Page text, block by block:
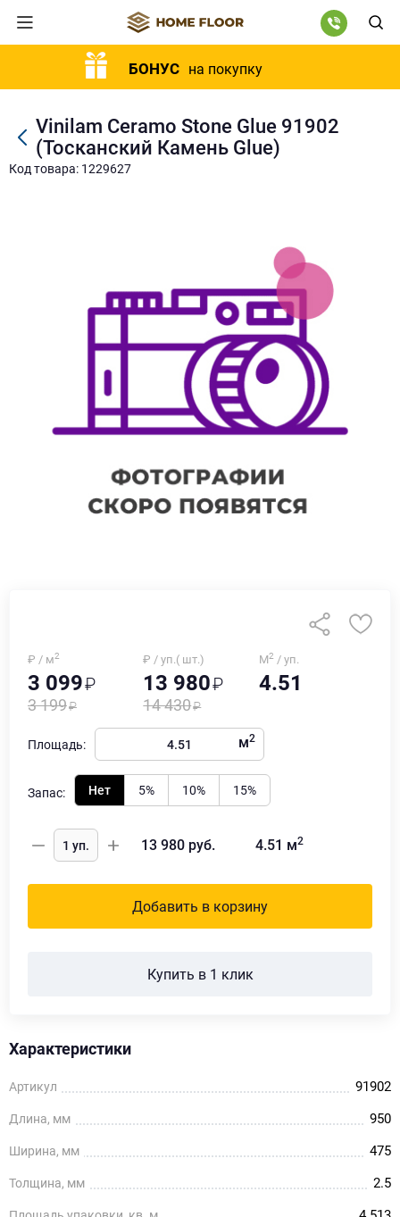
БОНУС на покупку
Vinilam Ceramo Stone Glue 91902
(Тосканский Камень Glue)
Код товара: 1229627
₽ / м2
3 099
3 199
₽ / уп.( шт.)
13 980
14 430
М2 / уп.
4.51
Площадь: м2
Запас: Нет 5% 10% 15%
13 980 руб. 4.51 м2
Добавить в корзину
Купить в 1 клик
Характеристики
Артикул 91902
Длина, мм 950
Ширина, мм 475
Толщина, мм 2.5